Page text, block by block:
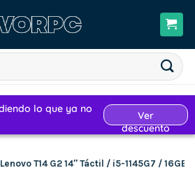
Lenovo T14 G2 14″ Táctil / i5-1145G7 / 16GB